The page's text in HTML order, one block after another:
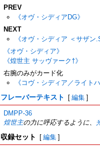
PREV
《オヴ・シディアDG》
NEXT
《オヴ・シディア ＜サザン
《オヴ・シディア》
《煌世主 サッヴァーク†》
右腕のみがカード化
《コヴ・シディア／ライト
フレーバーテキスト [編集]
DMPP-36
煌世主の力に呼応するように、
収録セット [編集]